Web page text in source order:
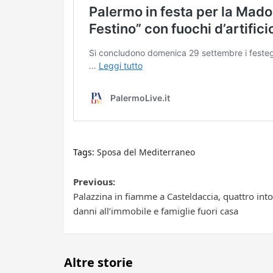
Tags: Sposa del Mediterraneo
Post
navigation
Previous:
Palazzina in fiamme a Casteldaccia, quattro
danni all’immobile e famiglie fuori casa
Altre storie